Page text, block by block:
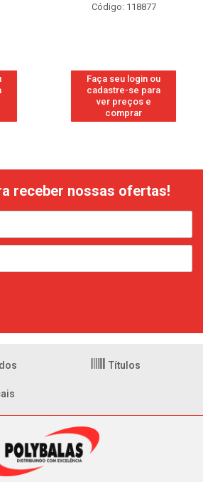
Código: 118877
Faça seu login ou
cadastre-se para
ver preços e
comprar
receber nossas ofertas!
Títulos